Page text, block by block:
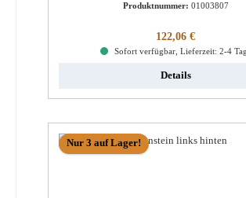
Produktnummer: 01003807
Regulärer Preis:
122,06 €
Sofort verfügbar, Lieferzeit: 2-4
Details
Nur 3 auf Lager!